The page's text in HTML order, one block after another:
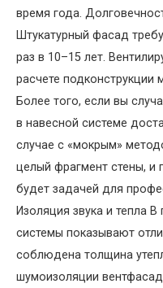
время года.
Штукатурный фасад
раз в 10–15 лет.
расчете подконструкции
Более того, если вы
в навесной системе
случае с «мокрым»
целый фрагмент стены, и
будет задачей для
Изоляция звука и тепла
системы показывают
соблюдена толщина
шумоизоляции